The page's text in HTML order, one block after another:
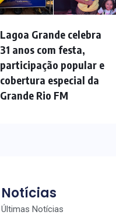
Lagoa Grande celebra
31 anos com festa,
participação popular e
cobertura especial da
Grande Rio FM
Notícias
Últimas Notícias